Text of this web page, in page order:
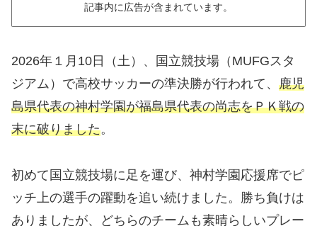
記事内に広告が含まれています。
2026年１月10日（土）、国立競技場（MUFGスタ
ジアム）で高校サッカーの準決勝が行われて、 鹿児
島県代表の神村学園が福島県代表の尚志をＰＫ戦の
末に破りました。
初めて国立競技場に足を運び、神村学園応援席でピ
ッチ上の選手の躍動を追い続けました。勝ち負けは
ありましたが、どちらのチームも素晴らしいプレー